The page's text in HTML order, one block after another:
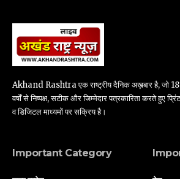
Akhand Rashtra एक राष्ट्रीय दैनिक अख़बार है, जो 18
वर्षों से निष्पक्ष, सटीक और जिम्मेदार पत्रकारिता करते हुए प्रिंट
व डिजिटल माध्यमों पर सक्रिय है।
Important Category